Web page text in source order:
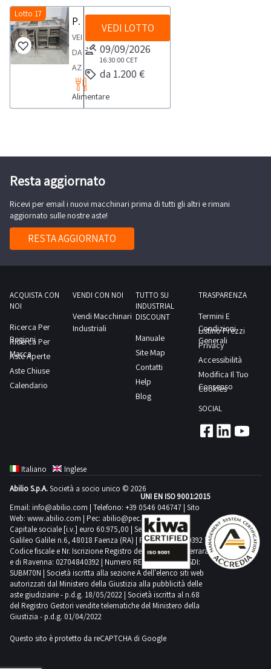
Lotto 17
Pasta Shop Station
VENDITA
DA
AZIENDA
ATTIVAPasta
Shop
Shop
racchiude
in
un
unico
blocco,
facile
spostare,
il
cuocipasta,
bagnomaria,
piastra
e
cassetti
refrigerati.
Aspetti
Tecnici
Del
Pasta
La
Alimentare
VEDI LOTTO
09/09/2026
16:30:00 CET
da 1.200 €
Resta aggiornato
Ricevi per email i nuovi macchinari prima di tutti gli altri e rimani
aggiornato sulle nostre aste!
RESTA AGGIORNATO
ACQUISTA CON
NOI
Ricerca Per
Regioni
Ricerca Per
Marca
Aste Aperte
Aste Chiuse
Calendario
VENDI CON NOI
Vendi Macchinari
Industriali
TUTTO SU
INDUSTRIAL
DISCOUNT
Manuale
Site Map
Contatti
Help
Blog
TRASPARENZA
Termini E
Condizioni
Generali
Listino Prezzi
Privacy
Accessibilità
Modifica Il Tuo
Consenso
Cookies
SOCIAL
Italiano
Inglese
Abilio S.p.A.Società a socio unico © 2026
Email: info@abilio.com | Telefono: +39 0546 046747 | Sito
Web: www.abilio.com | Pec: abilio@pec.illimity.com
Capitale sociale [i.v.] euro 60.975,00 | Sede legale in Via
Galileo Galilei n.6, 48018 Faenza (RA) | P.IVA: 02704840392 |
Codice fiscale e Nr. Iscrizione Registro delle Imprese di Ferrara
e di Ravenna: 02704840392 | Numero REA RA 224830 | SDI:
SUBM70N | Società iscritta alla sezione A dell'elenco siti web
autorizzati dal Ministero della Giustizia alla pubblicità delle
aste giudiziarie - p.d.g. 18/05/2022 | Società iscritta al n.68
del Registro Gestori vendite telematiche del Ministero della
Giustizia - p.d.g. 01/04/2022
Questo sito è protetto da reCAPTCHA di Google
UNI EN ISO 9001:2015